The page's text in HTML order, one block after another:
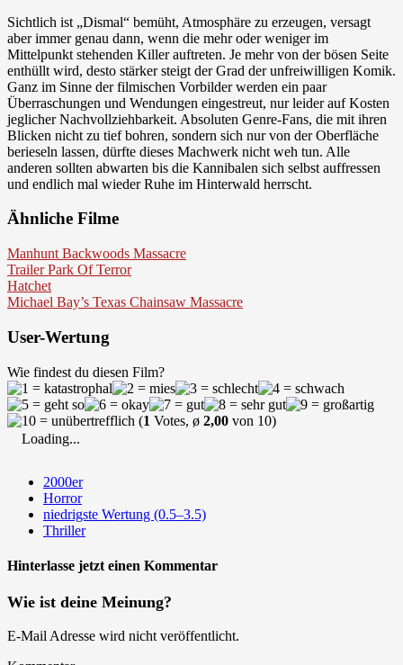
Sichtlich ist „Dismal“ bemüht, Atmosphäre zu erzeugen, versagt
aber immer genau dann, wenn die mehr oder weniger im
Mittelpunkt stehenden Killer auftreten. Je mehr von der bösen Seite
enthüllt wird, desto stärker steigt der Grad der unfreiwilligen Komik.
Ganz im Sinne der filmischen Vorbilder werden ein paar
Überraschungen und Wendungen eingestreut, nur leider auf Kosten
jeglicher Nachvollziehbarkeit. Absoluten Genre-Fans, die mit ihren
Blicken nicht zu tief bohren, sondern sich nur von der Oberfläche
berieseln lassen, dürfte dieses Machwerk nicht weh tun. Alle
anderen sollten abwarten bis die Kannibalen sich selbst auffressen
und endlich mal wieder Ruhe im Hinterwald herrscht.
Ähnliche Filme
Manhunt Backwoods Massacre
Trailer Park Of Terror
Hatchet
Michael Bay’s Texas Chainsaw Massacre
User-Wertung
Wie findest du diesen Film?
(1 Votes, ø 2,00 von 10)
Loading...
2000er
Horror
niedrigste Wertung (0.5–3.5)
Thriller
Hinterlasse jetzt einen Kommentar
Wie ist deine Meinung?
E-Mail Adresse wird nicht veröffentlicht.